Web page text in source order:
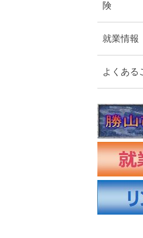
険
就業情報
よくある